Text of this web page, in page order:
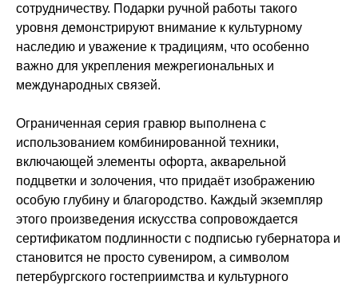
сотрудничеству. Подарки ручной работы такого
уровня демонстрируют внимание к культурному
наследию и уважение к традициям, что особенно
важно для укрепления межрегиональных и
международных связей.
Ограниченная серия гравюр выполнена с
использованием комбинированной техники,
включающей элементы офорта, акварельной
подцветки и золочения, что придаёт изображению
особую глубину и благородство. Каждый экземпляр
этого произведения искусства сопровождается
сертификатом подлинности с подписью губернатора и
становится не просто сувениром, а символом
петербургского гостеприимства и культурного